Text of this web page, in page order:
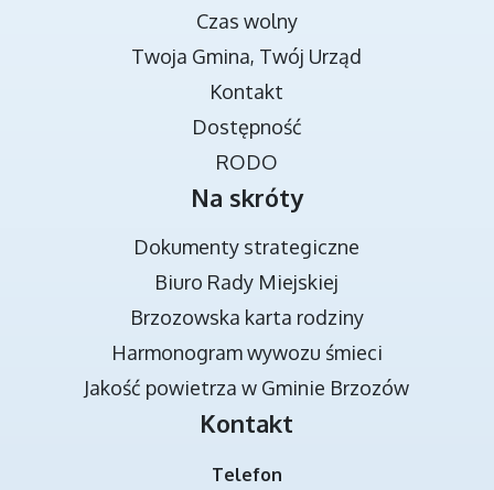
TRANSMISJA OBRAD RADY MIEJSKIEJ
DOKUMENTY STRATEGICZNE
Czas wolny
Twoja Gmina, Twój Urząd
Kontakt
Dostępność
RODO
Na skróty
Dokumenty strategiczne
Biuro Rady Miejskiej
Brzozowska karta rodziny
Harmonogram wywozu śmieci
Jakość powietrza w Gminie Brzozów
Kontakt
Telefon